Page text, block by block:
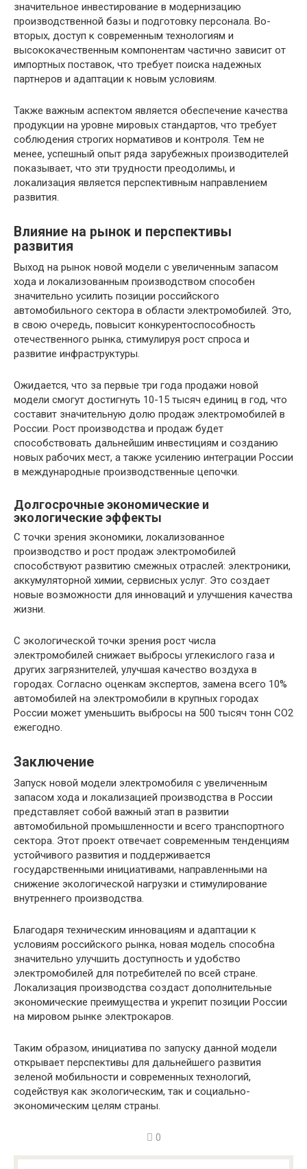
значительное инвестирование в модернизацию
производственной базы и подготовку персонала. Во-
вторых, доступ к современным технологиям и
высококачественным компонентам частично зависит от
импортных поставок, что требует поиска надежных
партнеров и адаптации к новым условиям.
Также важным аспектом является обеспечение качества
продукции на уровне мировых стандартов, что требует
соблюдения строгих нормативов и контроля. Тем не
менее, успешный опыт ряда зарубежных производителей
показывает, что эти трудности преодолимы, и
локализация является перспективным направлением
развития.
Влияние на рынок и перспективы
развития
Выход на рынок новой модели с увеличенным запасом
хода и локализованным производством способен
значительно усилить позиции российского
автомобильного сектора в области электромобилей. Это,
в свою очередь, повысит конкурентоспособность
отечественного рынка, стимулируя рост спроса и
развитие инфраструктуры.
Ожидается, что за первые три года продажи новой
модели смогут достигнуть 10-15 тысяч единиц в год, что
составит значительную долю продаж электромобилей в
России. Рост производства и продаж будет
способствовать дальнейшим инвестициям и созданию
новых рабочих мест, а также усилению интеграции России
в международные производственные цепочки.
Долгосрочные экономические и
экологические эффекты
С точки зрения экономики, локализованное
производство и рост продаж электромобилей
способствуют развитию смежных отраслей: электроники,
аккумуляторной химии, сервисных услуг. Это создает
новые возможности для инноваций и улучшения качества
жизни.
С экологической точки зрения рост числа
электромобилей снижает выбросы углекислого газа и
других загрязнителей, улучшая качество воздуха в
городах. Согласно оценкам экспертов, замена всего 10%
автомобилей на электромобили в крупных городах
России может уменьшить выбросы на 500 тысяч тонн CO2
ежегодно.
Заключение
Запуск новой модели электромобиля с увеличенным
запасом хода и локализацией производства в России
представляет собой важный этап в развитии
автомобильной промышленности и всего транспортного
сектора. Этот проект отвечает современным тенденциям
устойчивого развития и поддерживается
государственными инициативами, направленными на
снижение экологической нагрузки и стимулирование
внутреннего производства.
Благодаря техническим инновациям и адаптации к
условиям российского рынка, новая модель способна
значительно улучшить доступность и удобство
электромобилей для потребителей по всей стране.
Локализация производства создаст дополнительные
экономические преимущества и укрепит позиции России
на мировом рынке электрокаров.
Таким образом, инициатива по запуску данной модели
открывает перспективы для дальнейшего развития
зеленой мобильности и современных технологий,
содействуя как экологическим, так и социально-
экономическим целям страны.
0